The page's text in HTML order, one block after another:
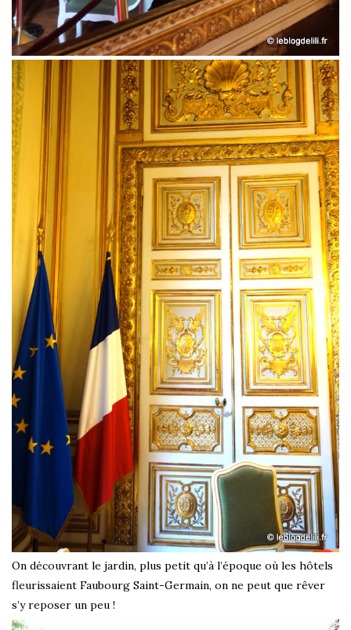
On découvrant le jardin, plus petit qu’à l’époque où les hôtels
fleurissaient Faubourg Saint-Germain, on ne peut que rêver
s’y reposer un peu !